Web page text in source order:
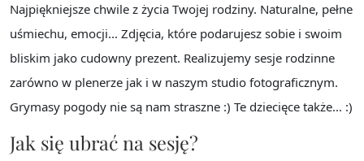
Najpiękniejsze chwile z życia Twojej rodziny. Naturalne, pełne
uśmiechu, emocji... Zdjęcia, które podarujesz sobie i swoim
bliskim jako cudowny prezent. Realizujemy sesje rodzinne
zarówno w plenerze jak i w naszym studio fotograficznym.
Grymasy pogody nie są nam straszne :) Te dziecięce także... :)
Jak się ubrać na sesję?